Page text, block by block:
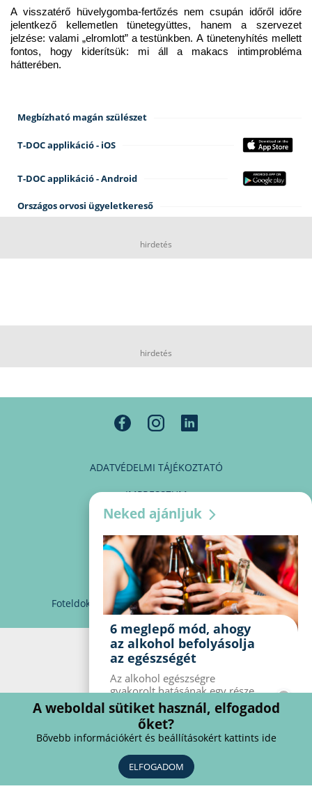
A visszatérő hüvelygomba-fertőzés nem csupán időről időre
jelentkező kellemetlen tünetegyüttes, hanem a szervezet
jelzése: valami „elromlott” a testünkben. A tünetenyhítés mellett
fontos, hogy kiderítsük: mi áll a makacs intimprobléma
hátterében.
Megbízható magán szülészet
T-DOC applikáció - iOS
T-DOC applikáció - Android
Országos orvosi ügyeletkereső
hirdetés
hirdetés
ADATVÉDELMI TÁJÉKOZTATÓ
IMPRESSZUM
MÉDIAAJÁNLAT
PARTNEREINK
KAPCSOLAT
Foteldoki info@foteldoki.hu Süti beállítások
Neked ajánljuk
6 meglepő mód, ahogy
az alkohol befolyásolja
az egészségét
Az alkohol egészségre
gyakorolt ​​hatásának egy része
jól ismert, mások azonban
meglepők lehetnek. Van hat
kevésbé ismert hatás, amelyet
az alkohol gyakorol a
szervezetre.
A weboldal sütiket használ, elfogadod
őket?
Bővebb információkért és beállításokért kattints ide
ELFOGADOM